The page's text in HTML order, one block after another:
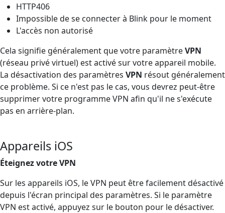
HTTP406
Impossible de se connecter à Blink pour le moment
L'accès non autorisé
Cela signifie généralement que votre paramètreVPN
(réseau privé virtuel) est activé sur votre appareil mobile.
La désactivation des paramètres VPN résout généralement
ce problème. Si ce n'est pas le cas, vous devrez peut-être
supprimer votre programme VPN afin qu'il ne s'exécute
pas en arrière-plan.
Appareils iOS
Éteignez votre VPN
Sur les appareils iOS, le VPN peut être facilement désactivé
depuis l'écran principal des paramètres. Si le paramètre
VPN est activé, appuyez sur le bouton pour le désactiver.